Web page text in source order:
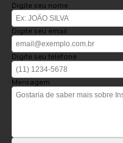
Digite seu nome
Digite seu email
Digite seu telefone
Mensagem